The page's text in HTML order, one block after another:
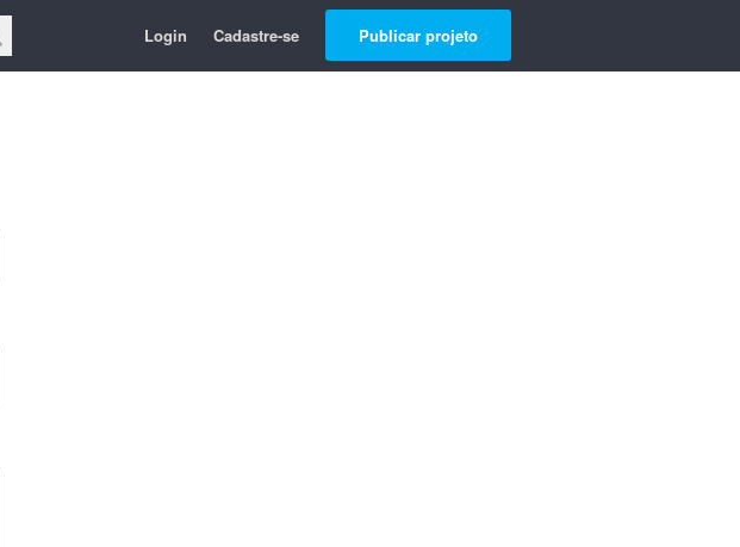
Login Cadastre-se Publicar projeto